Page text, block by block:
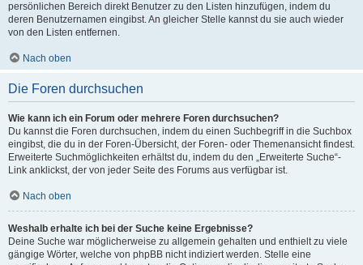
persönlichen Bereich direkt Benutzer zu den Listen hinzufügen, indem du
deren Benutzernamen eingibst. An gleicher Stelle kannst du sie auch wieder
von den Listen entfernen.
Nach oben
Die Foren durchsuchen
Wie kann ich ein Forum oder mehrere Foren durchsuchen?
Du kannst die Foren durchsuchen, indem du einen Suchbegriff in die Suchbox
eingibst, die du in der Foren-Übersicht, der Foren- oder Themenansicht findest.
Erweiterte Suchmöglichkeiten erhältst du, indem du den „Erweiterte Suche“-
Link anklickst, der von jeder Seite des Forums aus verfügbar ist.
Nach oben
Weshalb erhalte ich bei der Suche keine Ergebnisse?
Deine Suche war möglicherweise zu allgemein gehalten und enthielt zu viele
gängige Wörter, welche von phpBB nicht indiziert werden. Stelle eine